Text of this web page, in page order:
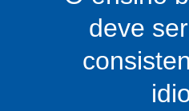
deve